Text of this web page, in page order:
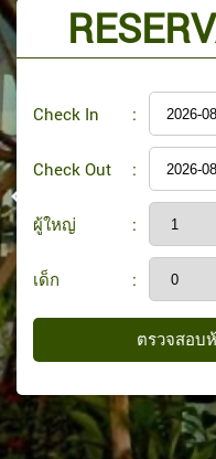
Check In :
Check Out :
ผู้ใหญ่ :
เด็ก :